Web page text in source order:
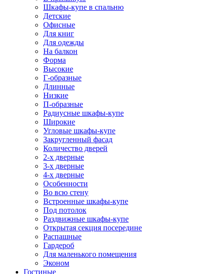
Шкафы-купе в спальню
Детские
Офисные
Для книг
Для одежды
На балкон
Форма
Высокие
Г-образные
Длинные
Низкие
П-образные
Радиусные шкафы-купе
Широкие
Угловые шкафы-купе
Закругленный фасад
Количество дверей
2-х дверные
3-х дверные
4-х дверные
Особенности
Во всю стену
Встроенные шкафы-купе
Под потолок
Раздвижные шкафы-купе
Открытая секция посередине
Распашные
Гардероб
Для маленького помещения
Эконом
Гостиные